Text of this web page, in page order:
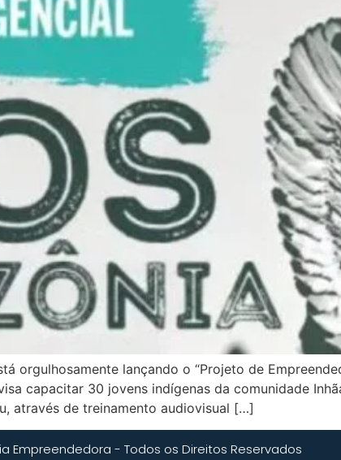
orgulhosamente lançando o “Projeto de
capacitar 30 jovens indígenas da comunidade
através de treinamento audiovisual […]
Empreendedora - Todos os Direitos Reservados